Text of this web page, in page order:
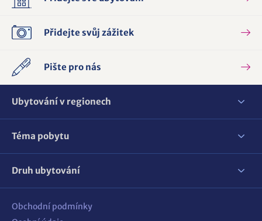
Přidejte svůj zážitek
Pište pro nás
Ubytování v regionech
Téma pobytu
Druh ubytování
Obchodní podmínky